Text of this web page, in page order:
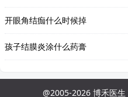
开眼角结痂什么时候掉
孩子结膜炎涂什么药膏
@2005-2026 博禾医